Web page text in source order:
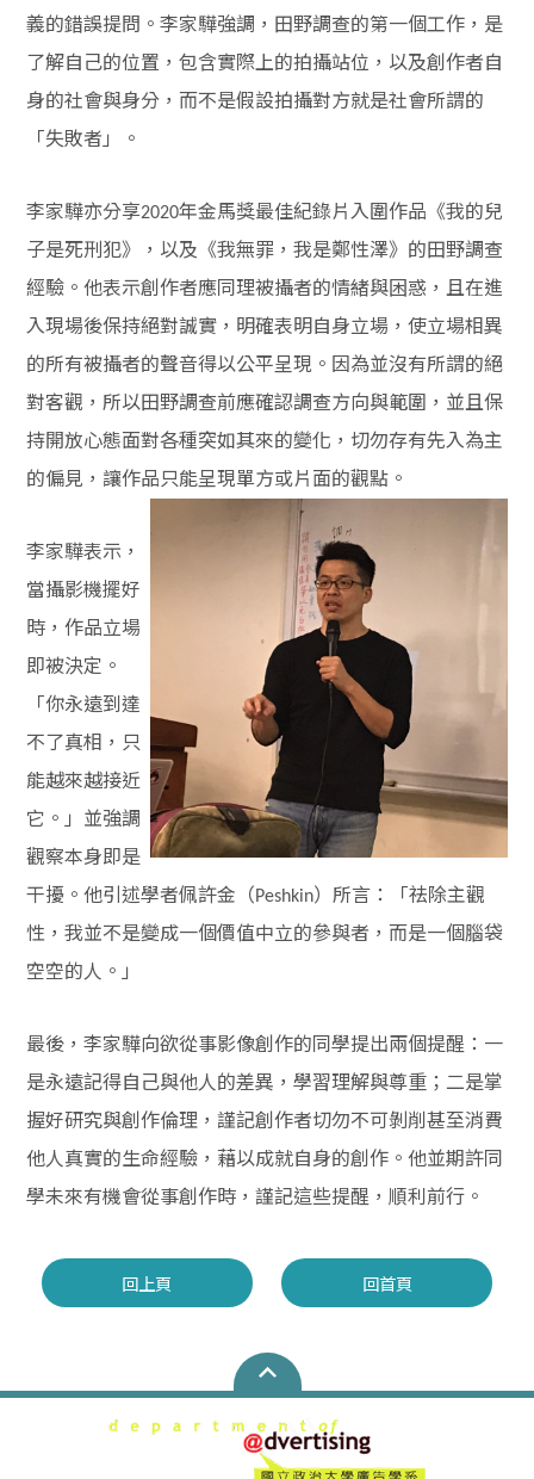
義的錯誤提問。李家驊強調，田野調查的第一個工作，是
了解自己的位置，包含實際上的拍攝站位，以及創作者自
身的社會與身分，而不是假設拍攝對方就是社會所謂的
「失敗者」。
李家驊亦分享2020年金馬獎最佳紀錄片入圍作品《我的兒
子是死刑犯》，以及《我無罪，我是鄭性澤》的田野調查
經驗。他表示創作者應同理被攝者的情緒與困惑，且在進
入現場後保持絕對誠實，明確表明自身立場，使立場相異
的所有被攝者的聲音得以公平呈現。因為並沒有所謂的絕
對客觀，所以田野調查前應確認調查方向與範圍，並且保
持開放心態面對各種突如其來的變化，切勿存有先入為主
的偏見，讓作品只能呈現單方或片面的觀點。
李家驊表示，
當攝影機擺好
時，作品立場
即被決定。
「你永遠到達
不了真相，只
能越來越接近
它。」並強調
觀察本身即是
干擾。他引述學者佩許金（Peshkin）所言：「祛除主觀
性，我並不是變成一個價值中立的參與者，而是一個腦袋
空空的人。」
最後，李家驊向欲從事影像創作的同學提出兩個提醒：一
是永遠記得自己與他人的差異，學習理解與尊重；二是掌
握好研究與創作倫理，謹記創作者切勿不可剝削甚至消費
他人真實的生命經驗，藉以成就自身的創作。他並期許同
學未來有機會從事創作時，謹記這些提醒，順利前行。
回上頁 回首頁